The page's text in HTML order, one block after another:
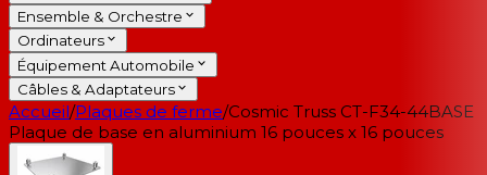
Ensemble & Orchestre
Ordinateurs
Équipement Automobile
Câbles & Adaptateurs
Accueil/Plaques de ferme/Cosmic Truss CT-F34-44BASE
Plaque de base en aluminium 16 pouces x 16 pouces